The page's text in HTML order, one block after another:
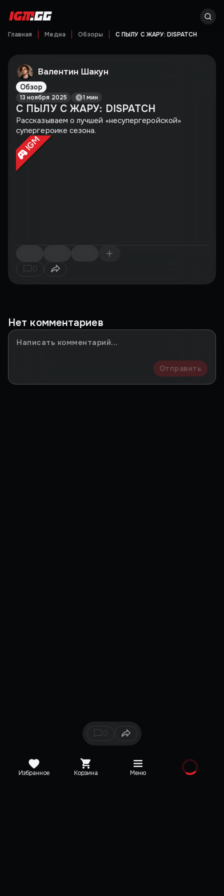
Главная Медиа Обзоры С ПЫЛУ С ЖАРУ: DISPATCH
Валентин Шакун
Обзор
13 ноября 2025 1 мин
С ПЫЛУ С ЖАРУ: DISPATCH
Рассказываем о лучшей «несупергеройской»
супергероике сезона.
IGM
0
Нет комментариев
Отправить
Избранное Корзина Меню